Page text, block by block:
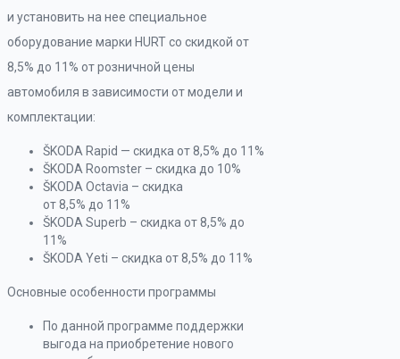
и установить на нее специальное
оборудование марки HURT со скидкой от
8,5% до 11% от розничной цены
автомобиля в зависимости от модели и
комплектации:
ŠKODA Rapid — скидка от 8,5% до 11%
ŠKODA Roomster – скидка до 10%
ŠKODA Octavia – скидка
от 8,5% до 11%
ŠKODA Superb – скидка от 8,5% до
11%
ŠKODA Yeti – скидка от 8,5% до 11%
Основные особенности программы
По данной программе поддержки
выгода на приобретение нового